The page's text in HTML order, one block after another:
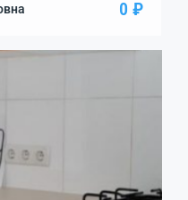
авторский дизайн,
спутниковое ТВ,
8 мин ходьбы.
0 ₽